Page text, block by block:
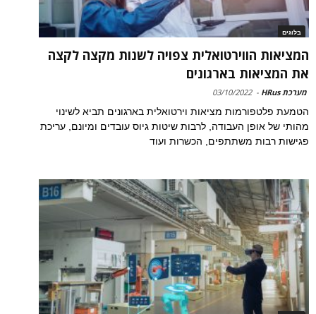
בלוגים
המציאות הווירטואלית צפויה לשנות מקצה לקצה
את המציאות בארגונים
מערכת HRus -
03/10/2022
הטמעת פלטפורמות מציאות וירטואלית בארגונים תביא לשינוי
מהותי של אופן העבודה, לרבות שיטות גיוס עובדים ומיונם, עריכת
פגישות רבות משתתפים, הכשרות ועוד